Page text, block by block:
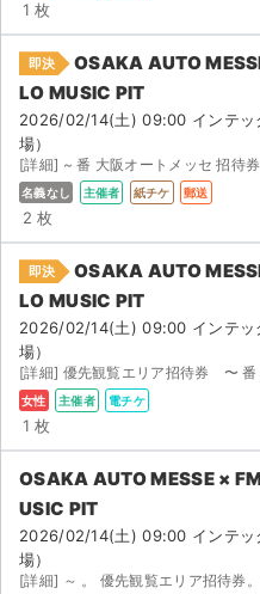
1 枚
即決
OSAKA AUTO
LO MUSIC PIT
2026/02/14(土) 09:00 インテッ
場）
[詳細] ~ 番 大阪オートメッセ 招待
名義なし 主催者 紙チケ 郵送
2 枚
即決
OSAKA AUTO
LO MUSIC PIT
2026/02/14(土) 09:00 インテッ
場）
[詳細] 優先観覧エリア招待券 〜 番
女性 主催者 電チケ
1 枚
OSAKA AUTO MESSE ×
USIC PIT
2026/02/14(土) 09:00 インテッ
場）
[詳細] ～ 。 優先観覧エリア招待券